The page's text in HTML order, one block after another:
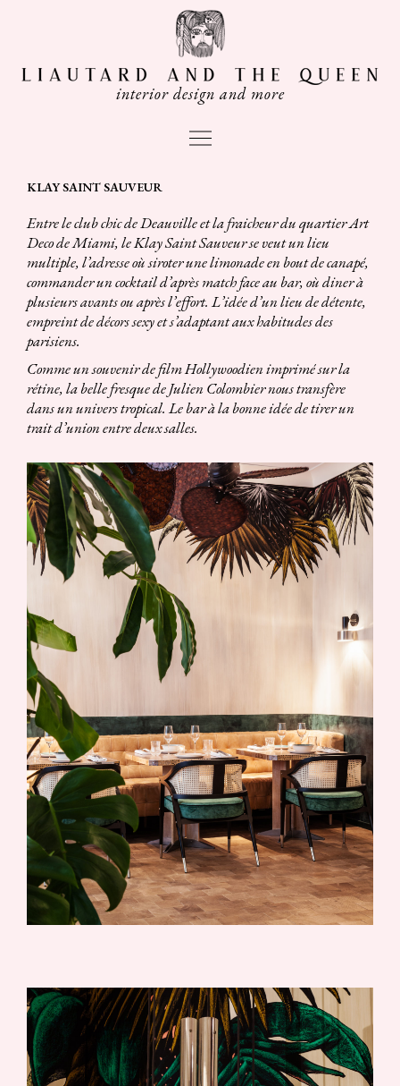
interior design and more
Main
KLAY SAINT SAUVEUR
Entre le club chic de Deauville et la fraicheur du quartier Art
Deco de Miami, le Klay Saint Sauveur se veut un lieu
multiple, l’adresse où siroter une limonade en bout de canapé,
commander un cocktail d’après match face au bar, où diner à
plusieurs avants ou après l’effort. L’idée d’un lieu de détente,
empreint de décors sexy et s’adaptant aux habitudes des
parisiens.
Comme un souvenir de film Hollywoodien imprimé sur la
rétine, la belle fresque de Julien Colombier nous transfère
dans un univers tropical. Le bar à la bonne idée de tirer un
trait d’union entre deux salles.
Navigation
articles